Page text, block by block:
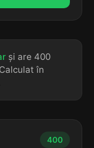
și are 400
în
400